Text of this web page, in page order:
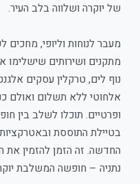
של יוקרה ושלווה בלב העיר.
מעבר לנוחות וליופי, מחכים
מתקנים ושירותים
נוף לים, טרקלין עסקים
אלחוטי ללא תשלום ואולם
ופרטיים. תוכלו לשלב בין
בטיילת התוססת
החדשה. זה הזמן להזמין
נתניה – חופשה המשלבת